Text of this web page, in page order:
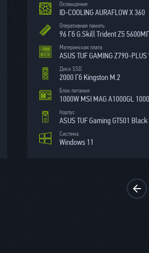
Охлаждение
ID-COOLING AURAFLOW X 360
Оперативная память
96 Гб G.Skill Trident Z5
Материнская плата
Диск SSD
2000 Гб Kingston M.2
Блок питания
1000W MSI MAG A1000GL
Корпус
ASUS TUF Gaming GT501 Black
Система
Windows 11